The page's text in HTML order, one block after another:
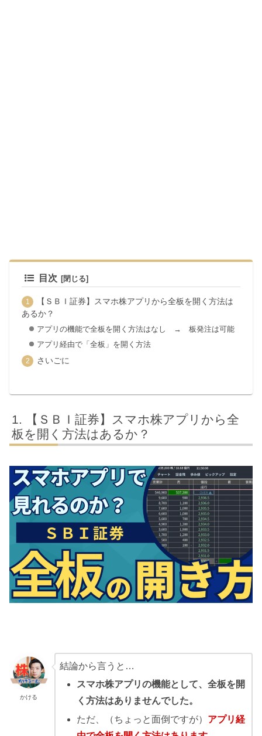
目次
【ＳＢＩ証券】スマホ株アプリから全板を開く方法は
あるか？
アプリの機能で全板を開く方法はなし → 板発注は可能
アプリ経由で「全板」を開く方法
さいごに
【ＳＢＩ証券】スマホ株アプリから全
板を開く方法はあるか？
かける
結論から言うと…
スマホ株アプリの機能として、全板を開
く方法はありませんでした。
ただ、（ちょっと面倒ですが） アプリ経